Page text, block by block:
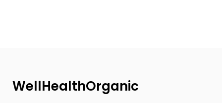
WellHealthOrganic